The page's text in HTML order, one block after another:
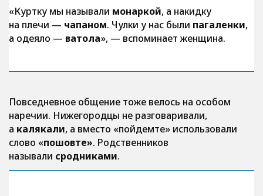
«Куртку мы называли монаркой, а накидку
на плечи — чапаном. Чулки у нас были пагаленки,
а одеяло — ватола», — вспоминает женщина.
Повседневное общение тоже велось на особом
наречии. Нижегородцы не разговаривали,
а калякали, а вместо «пойдемте» использовали
слово «пошовте». Родственников
называли сродниками.